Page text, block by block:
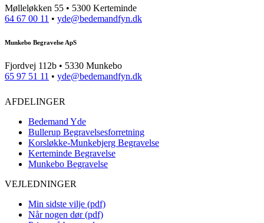
Mølleløkken 55 • 5300 Kerteminde
64 67 00 11 • yde@bedemandfyn.dk
Munkebo Begravelse ApS
Fjordvej 112b • 5330 Munkebo
65 97 51 11 • yde@bedemandfyn.dk
AFDELINGER
Bedemand Yde
Bullerup Begravelsesforretning
Korsløkke-Munkebjerg Begravelse
Kerteminde Begravelse
Munkebo Begravelse
VEJLEDNINGER
Min sidste vilje (pdf)
Når nogen dør (pdf)